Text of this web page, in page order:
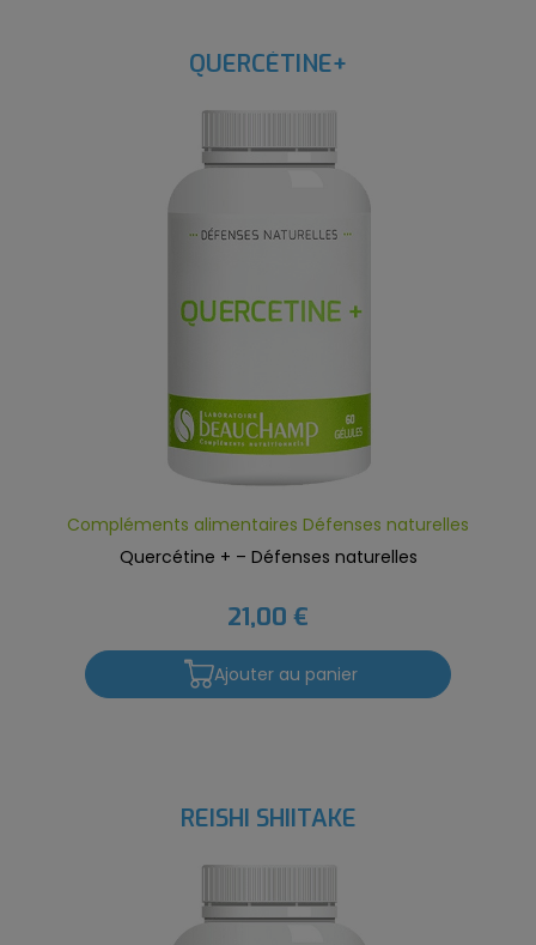
QUERCÉTINE+
Compléments alimentaires Défenses naturelles
Quercétine + – Défenses naturelles
21,00 €
Ajouter au panier
REISHI SHIITAKE